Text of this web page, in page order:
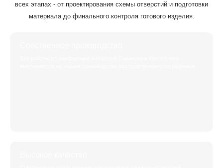
всех этапах - от проектирования схемы отверстий и подготовки
материала до финального контроля готового изделия.